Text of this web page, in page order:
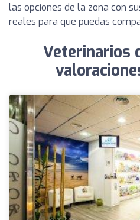
las opciones de la zona con
reales para que puedas
Veterinarios